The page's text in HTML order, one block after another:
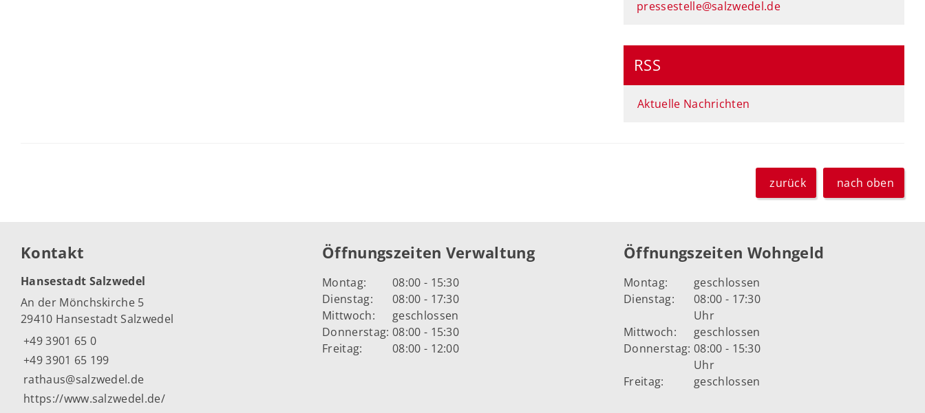
pressestelle@salzwedel.de
RSS
Aktuelle Nachrichten
zurück nach oben
Kontakt
Hansestadt Salzwedel
An der Mönchskirche 5
29410 Hansestadt Salzwedel
+49 3901 65 0
+49 3901 65 199
rathaus@salzwedel.de
https://www.salzwedel.de/
Öffnungszeiten Verwaltung
Montag:
08:00 - 15:30
Dienstag:
08:00 - 17:30
Mittwoch:
geschlossen
Donnerstag: 08:00 - 15:30
Freitag:
08:00 - 12:00
Öffnungszeiten Wohngeld
Montag:
geschlossen
Dienstag:
08:00 - 17:30
Uhr
Mittwoch:
geschlossen
Donnerstag: 08:00 - 15:30
Uhr
Freitag:
geschlossen